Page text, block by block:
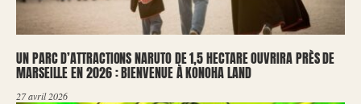
UN PARC D’ATTRACTIONS NARUTO DE 1,5 HECTARE OUVRIRA PRÈS DE
MARSEILLE EN 2026 : BIENVENUE À KONOHA LAND
27 avril 2026